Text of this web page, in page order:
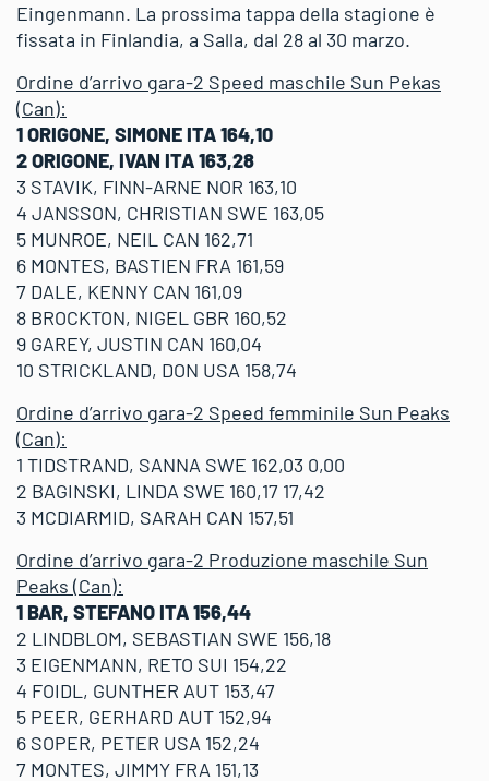
Eingenmann. La prossima tappa della stagione è
fissata in Finlandia, a Salla, dal 28 al 30 marzo.
Ordine d’arrivo gara-2 Speed maschile Sun Pekas
(Can):
1 ORIGONE, SIMONE ITA 164,10
2 ORIGONE, IVAN ITA 163,28
3 STAVIK, FINN-ARNE NOR 163,10
4 JANSSON, CHRISTIAN SWE 163,05
5 MUNROE, NEIL CAN 162,71
6 MONTES, BASTIEN FRA 161,59
7 DALE, KENNY CAN 161,09
8 BROCKTON, NIGEL GBR 160,52
9 GAREY, JUSTIN CAN 160,04
10 STRICKLAND, DON USA 158,74
Ordine d’arrivo gara-2 Speed femminile Sun Peaks
(Can):
1 TIDSTRAND, SANNA SWE 162,03 0,00
2 BAGINSKI, LINDA SWE 160,17 17,42
3 MCDIARMID, SARAH CAN 157,51
Ordine d’arrivo gara-2 Produzione maschile Sun
Peaks (Can):
1 BAR, STEFANO ITA 156,44
2 LINDBLOM, SEBASTIAN SWE 156,18
3 EIGENMANN, RETO SUI 154,22
4 FOIDL, GUNTHER AUT 153,47
5 PEER, GERHARD AUT 152,94
6 SOPER, PETER USA 152,24
7 MONTES, JIMMY FRA 151,13